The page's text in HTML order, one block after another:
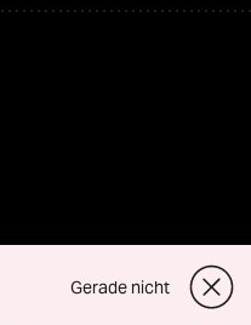
Gerade nicht